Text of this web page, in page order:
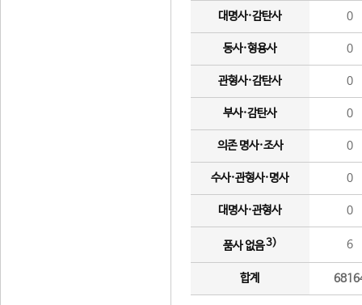
대명사·감탄사 0
동사·형용사 0
관형사·감탄사 0
부사·감탄사 0
의존 명사·조사 0
수사·관형사·명사 0
대명사·관형사 0
품사 없음3) 6
합계